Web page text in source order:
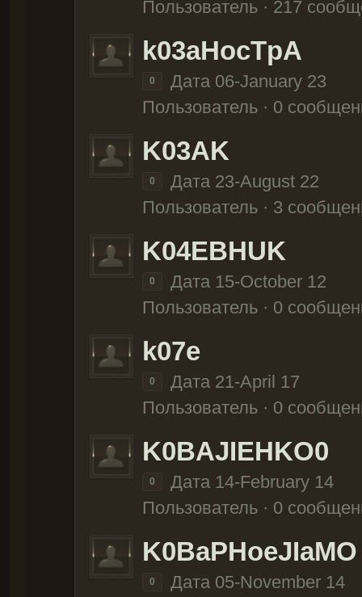
Пользователь · 217
k03aHocTpA
0
Дата 06-January 23
Пользователь · 0
K03AK
0
Дата 23-August 22
Пользователь · 3
K04EBHUK
0
Дата 15-October 12
Пользователь · 0
k07e
0
Дата 21-April 17
Пользователь · 0
K0BAJIEHKO0
0
Дата 14-February 14
Пользователь · 0
K0BaPHoeJIaMO
0
Дата 05-November 14